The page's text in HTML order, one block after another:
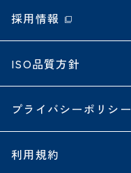
採用情報
ISO品質方針
プライバシーポリシー
利用規約